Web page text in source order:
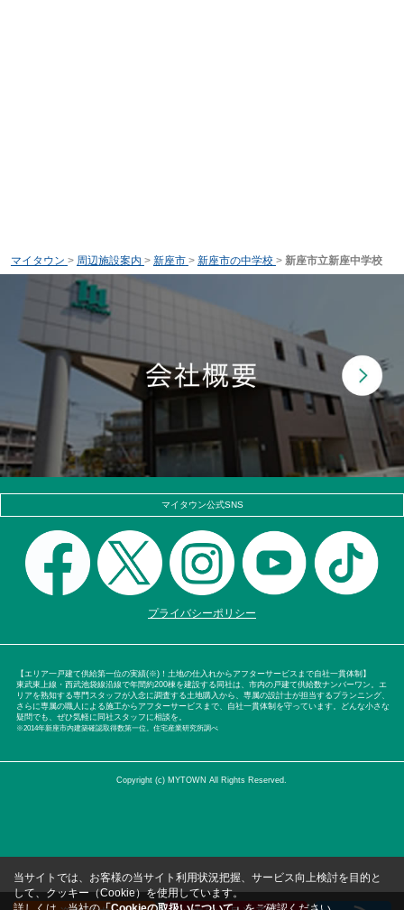
マイタウン > 周辺施設案内 > 新座市 > 新座市の中学校 > 新座市立新座中学校
マイタウン公式SNS
プライバシーポリシー
【エリア一戸建て供給第一位の実績(※)！土地の仕入れからアフターサービスまで自社一貫体制】
東武東上線・西武池袋線沿線で年間約200棟を建設する同社は、市内の戸建て供給数ナンバーワン。エ
リアを熟知する専門スタッフが入念に調査する土地購入から、専属の設計士が担当するプランニング、
さらに専属の職人による施工からアフターサービスまで、自社一貫体制を守っています。どんな小さな
疑問でも、ぜひ気軽に同社スタッフに相談を。
※2014年新座市内建築確認取得数第一位。住宅産業研究所調べ
Copyright (c) MYTOWN All Rights Reserved.
当サイトでは、お客様の当サイト利用状況把握、サービス向上検討を目的と
して、クッキー（Cookie）を使用しています。